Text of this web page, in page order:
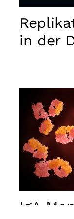
in der
IgA